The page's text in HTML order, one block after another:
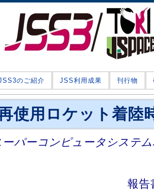
のご紹介 JSS利用成果 刊行物
使用ロケット着陸
パーコンピュータシステ
報告